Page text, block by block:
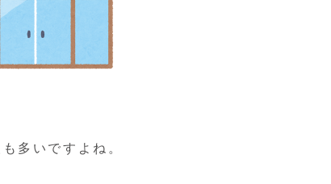
多いですよね。